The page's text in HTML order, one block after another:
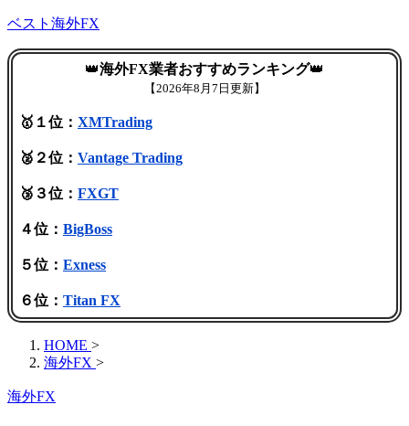
ベスト海外FX
👑海外FX業者おすすめランキング👑
【2026年8月7日更新】
🥇１位： XMTrading
🥈２位： Vantage Trading
🥉３位： FXGT
４位： BigBoss
５位： Exness
６位： Titan FX
HOME >
海外FX >
海外FX